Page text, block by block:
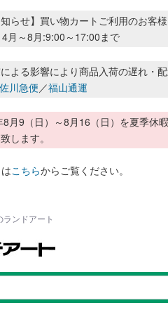
らせ】買い物カートご利用のお客
月～8月:9:00～17:00まで
よる影響により商品入荷の遅れ・
佐川急便／福山通運
8月9（日）～8月16（日）を夏季休
します。
はこちらからご覧ください。
ンドアート